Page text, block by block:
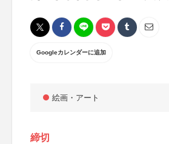
Googleカレンダーに追加
絵画・アート
締切